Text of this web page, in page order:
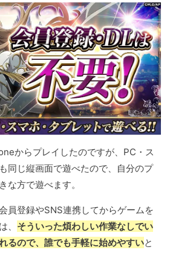
からプレイしたのですが、PC・ス
同じ縦画面で遊べたので、自分のプ
な方で遊べます。
員登録やSNS連携してからゲームを
、 そういった煩わしい作業なしでい
るので、誰でも手軽に始めやすいと